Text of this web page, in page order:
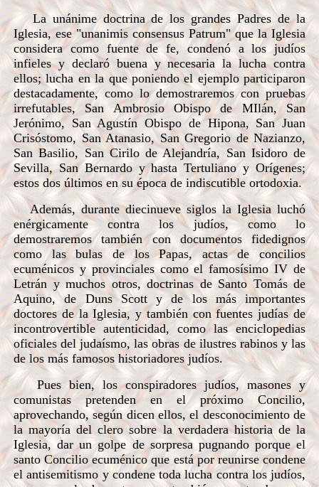
La unánime doctrina de los grandes Padres de la
Iglesia, ese "unanimis consensus Patrum" que la Iglesia
considera como fuente de fe, condenó a los judíos
infieles y declaró buena y necesaria la lucha contra
ellos; lucha en la que poniendo el ejemplo participaron
destacadamente, como lo demostraremos con pruebas
irrefutables, San Ambrosio Obispo de MIlán, San
Jerónimo, San Agustín Obispo de Hipona, San Juan
Crisóstomo, San Atanasio, San Gregorio de Nazianzo,
San Basilio, San Cirilo de Alejandría, San Isidoro de
Sevilla, San Bernardo y hasta Tertuliano y Orígenes;
estos dos últimos en su época de indiscutible ortodoxia.
Además, durante diecinueve siglos la Iglesia luchó
enérgicamente contra los judíos, como lo
demostraremos también con documentos fidedignos
como las bulas de los Papas, actas de concilios
ecuménicos y provinciales como el famosísimo IV de
Letrán y muchos otros, doctrinas de Santo Tomás de
Aquino, de Duns Scott y de los más importantes
doctores de la Iglesia, y también con fuentes judías de
incontrovertible autenticidad, como las enciclopedias
oficiales del judaísmo, las obras de ilustres rabinos y las
de los más famosos historiadores judíos.
Pues bien, los conspiradores judíos, masones y
comunistas pretenden en el próximo Concilio,
aprovechando, según dicen ellos, el desconocimiento de
la mayoría del clero sobre la verdadera historia de la
Iglesia, dar un golpe de sorpresa pugnando porque el
santo Concilio ecuménico que está por reunirsecondene
el antisemitismo y condene toda lucha contra los judíos,